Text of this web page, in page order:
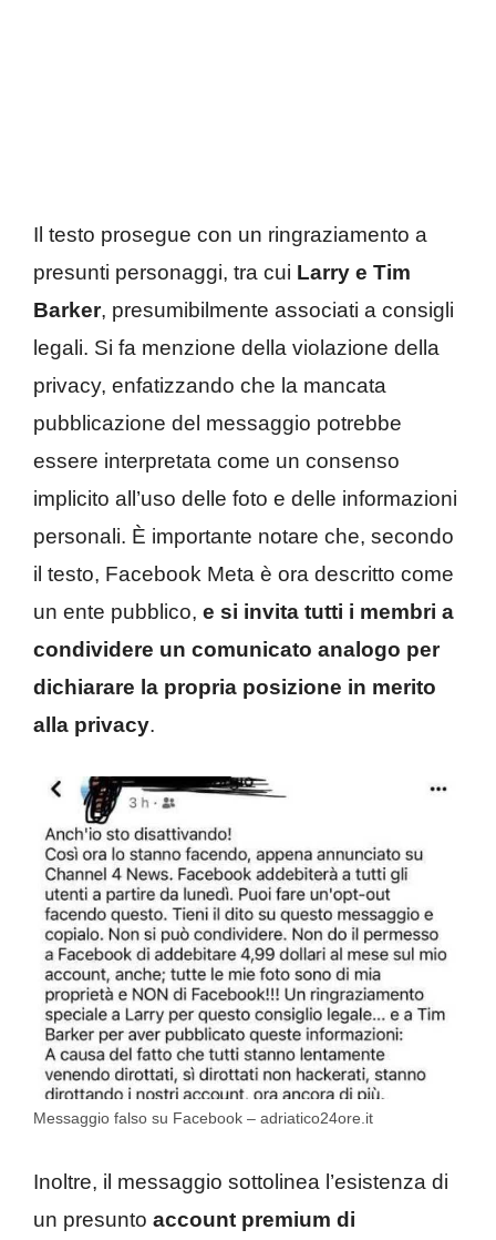
Il testo prosegue con un ringraziamento a
presunti personaggi, tra cui Larry e Tim
Barker, presumibilmente associati a consigli
legali. Si fa menzione della violazione della
privacy, enfatizzando che la mancata
pubblicazione del messaggio potrebbe
essere interpretata come un consenso
implicito all’uso delle foto e delle informazioni
personali. È importante notare che, secondo
il testo, Facebook Meta è ora descritto come
un ente pubblico, e si invita tutti i membri a
condividere un comunicato analogo per
dichiarare la propria posizione in merito
alla privacy.
Messaggio falso su Facebook – adriatico24ore.it
Inoltre, il messaggio sottolinea l’esistenza di
un presunto account premium di